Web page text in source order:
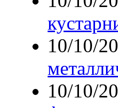
10/10/
10/10/